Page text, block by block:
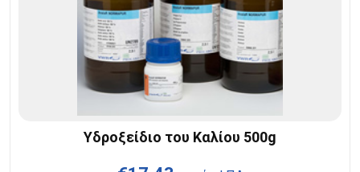
Υδροξείδιο του Καλίου 500g